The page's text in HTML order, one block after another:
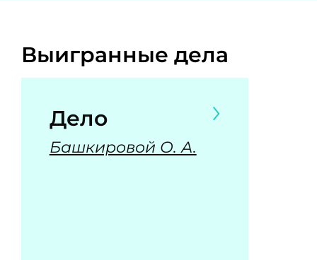
Выигранные дела
Дело
Башкировой О. А.